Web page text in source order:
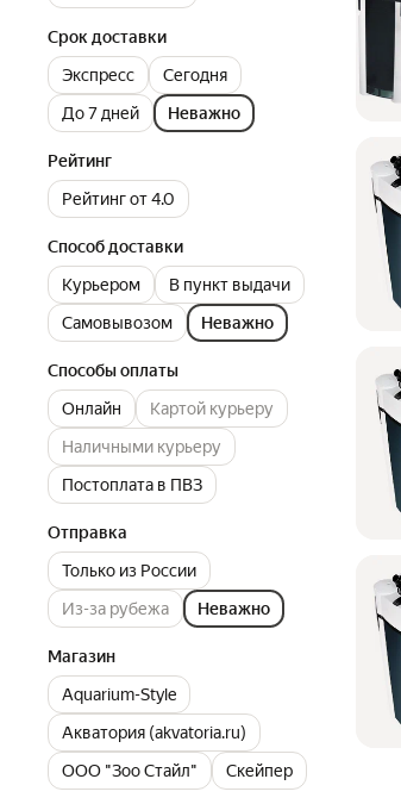
Срок доставки
Экспресс
Сегодня
До 7 дней
Неважно
Рейтинг
Рейтинг от 4.0
Способ доставки
Курьером
В пункт выдачи
Самовывозом
Неважно
Способы оплаты
Онлайн
Картой курьеру
Наличными курьеру
Постоплата в ПВЗ
Отправка
Только из России
Из-за рубежа
Неважно
Магазин
Aquarium-Style
Акватория (akvatoria.ru)
ООО "Зоо Стайл"
Скейпер